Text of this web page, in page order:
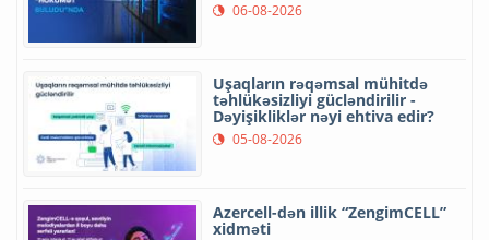
06-08-2026
Uşaqların rəqəmsal mühitdə
təhlükəsizliyi gücləndirilir -
Dəyişikliklər nəyi ehtiva edir?
05-08-2026
Azercell-dən illik “ZengimCELL”
xidməti